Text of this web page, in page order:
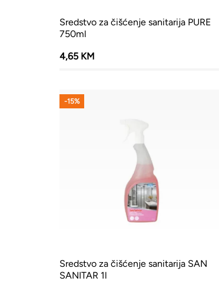
Sredstvo za čišćenje sanitarija PURE
750ml
4,65 KM
Sredstvo za čišćenje sanitarija SAN
SANITAR 1l
-15%